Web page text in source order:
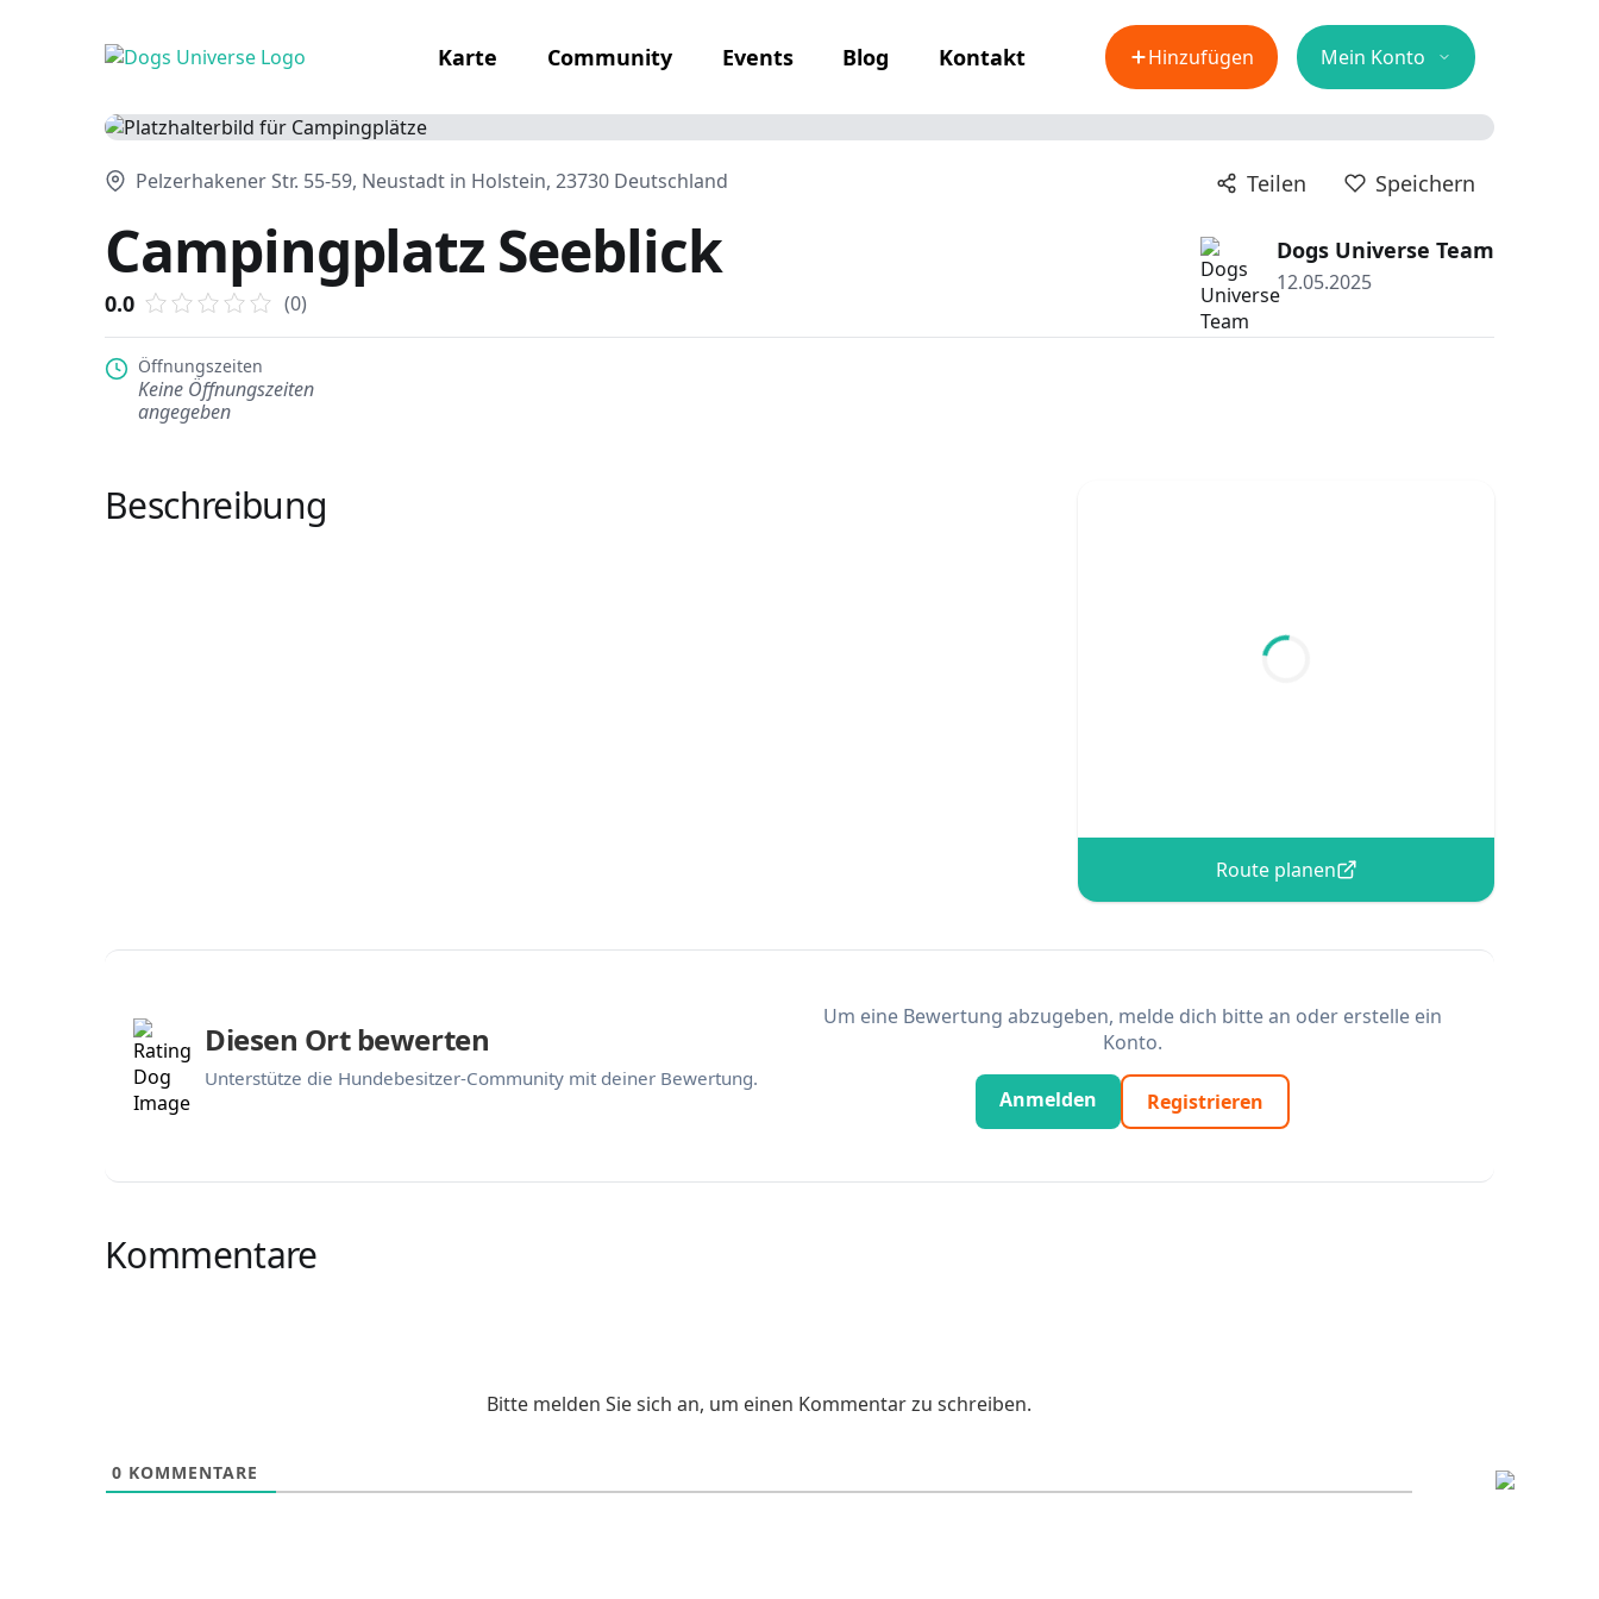
Karte Community Events Blog Kontakt Hinzufügen Mein Konto
Pelzerhakener Str. 55-59, Neustadt in Holstein, 23730 Deutschland Teilen Speichern
Campingplatz Seeblick
0.0 (0)
Dogs Universe Team
12.05.2025
Öffnungszeiten
Keine Öffnungszeiten
angegeben
Beschreibung
Route planen
Diesen Ort bewerten
Unterstütze die Hundebesitzer-Community mit deiner Bewertung.
Um eine Bewertung abzugeben, melde dich bitte an oder erstelle ein
Konto.
Anmelden Registrieren
Kommentare
Bitte melden Sie sich an, um einen Kommentar zu schreiben.
0 KOMMENTARE